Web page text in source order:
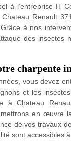
à l’entreprise H
Renault
à nos
des insectes
charpente
vous devez
et les
à Chateau
en œuvre
de vos travaux
sont accessibles